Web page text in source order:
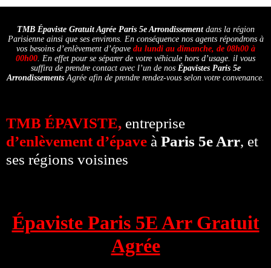
TMB Épaviste Gratuit AgréeParis 5e Arrondissement dans la région
Parisienne ainsi que ses environs. En conséquence nos agents répondrons à
vos besoins d’enlèvement d’épave du lundi au dimanche, de 08h00 à
00h00 . En effet pour se séparer de votre véhicule hors d’usage. il vous
suffira de prendre contact avec l’un de nos Épavistes Paris 5e
Arrondissements Agrée afin de prendre rendez-vous selon votre convenance.
TMB ÉPAVISTE, entreprise
d’enlèvement d’épave à Paris 5e Arr, et
ses régions voisines
Épaviste Paris 5E Arr Gratuit
Agrée